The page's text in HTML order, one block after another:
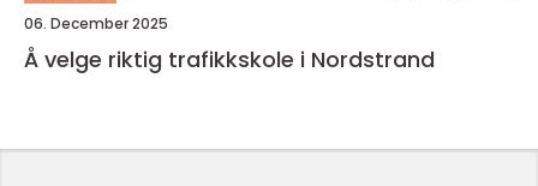
06. December 2025
Å velge riktig trafikkskole i Nordstrand